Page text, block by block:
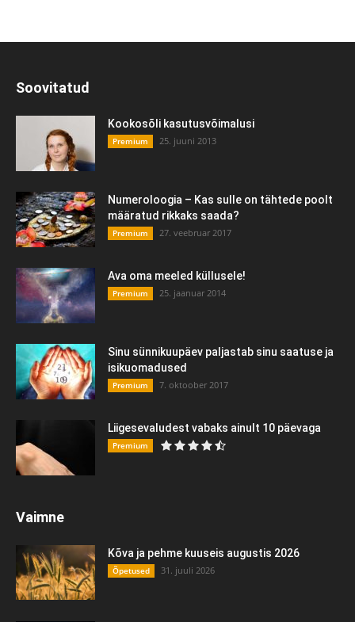
Soovitatud
Kookosõli kasutusvõimalusi
Premium 25. juuni 2013
Numeroloogia – Kas sulle on tähtede poolt
määratud rikkaks saada?
Premium 27. veebruar 2017
Ava oma meeled küllusele!
Premium 25. jaanuar 2014
Sinu sünnikuupäev paljastab sinu saatuse ja
isikuomadused
Premium 7. oktoober 2017
Liigesevaludest vabaks ainult 10 päevaga
Premium
Vaimne
Kõva ja pehme kuuseis augustis 2026
Õpetused 31. juuli 2026